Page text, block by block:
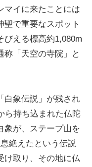
マイに来たことには
聖で重要なスポット
びえる標高約1,080m
称「天空の寺院」と
白象伝説」が残され
ら持ち込まれた仏陀
象が、ステープ山を
絶えたという伝説
け取り、その地に仏